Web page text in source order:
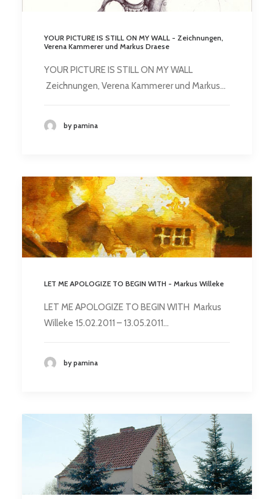
YOUR PICTURE IS STILL ON MY WALL - Zeichnungen,
Verena Kammerer und Markus Draese
YOUR PICTURE IS STILL ON MY WALL
Zeichnungen, Verena Kammerer und Markus…
by pamina
LET ME APOLOGIZE TO BEGIN WITH - Markus Willeke
LET ME APOLOGIZE TO BEGIN WITH Markus
Willeke 15.02.2011 – 13.05.2011…
by pamina